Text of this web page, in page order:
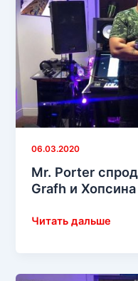
Эминему
видео
06.03.2020
Mr. Porter
Grafh и Хопсина
Mr.
коллаб
Читать дальше